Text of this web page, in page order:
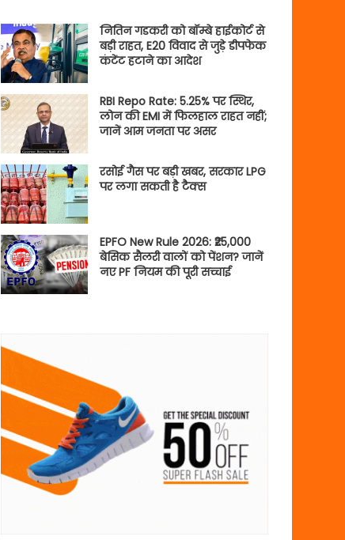
नितिन गडकरी को बॉम्बे हाईकोर्ट से
बड़ी राहत, E20 विवाद से जुड़े डीपफेक
कंटेंट हटाने का आदेश
RBI Repo Rate: 5.25% पर स्थिर,
लोन की EMI में फिलहाल राहत नहीं;
जानें आम जनता पर असर
रसोई गैस पर बड़ी खबर, सरकार LPG
पर लगा सकती है टैक्स
EPFO New Rule 2026: ₹25,000
बेसिक सैलरी वालों को पेंशन? जानें
नए PF नियम की पूरी सच्चाई